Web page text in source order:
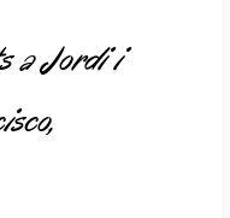
a Jordi i